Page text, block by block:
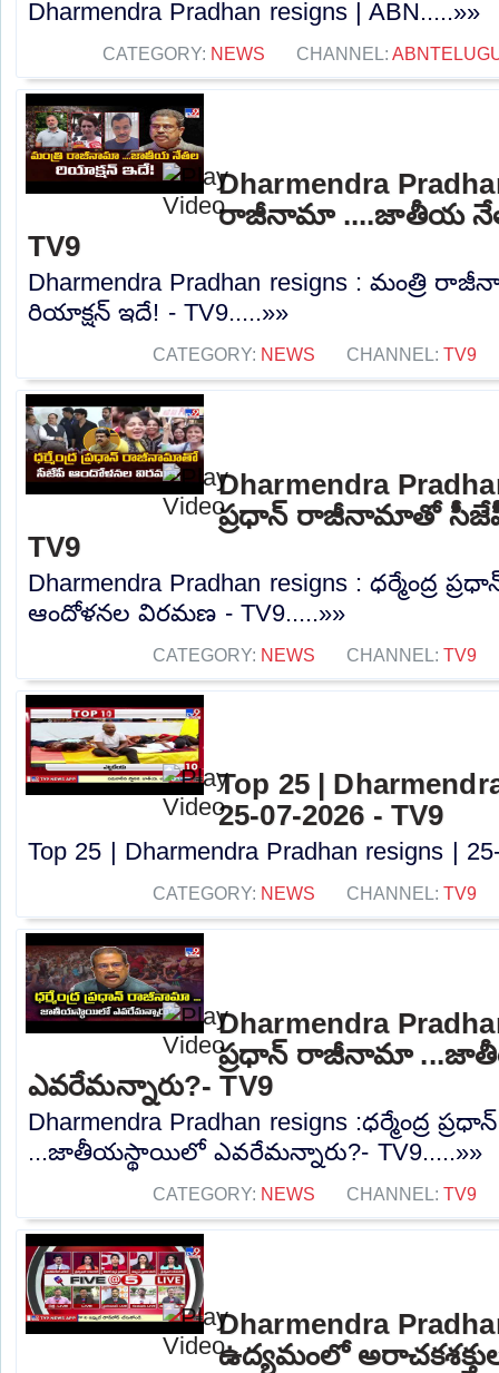
Dharmendra Pradhan resigns | ABN.....»»
CATEGORY: NEWS CHANNEL:
Dharmendra
రాజీనామా ....జాతీయ
TV9
Dharmendra Pradhan resigns :
రియాక్షన్ ఇదే! - TV9.....»»
CATEGORY: NEWS CHANNEL: TV9
Dharmendra
ప్రధాన్ రాజీనామాతో
TV9
Dharmendra Pradhan resigns :
ఆందోళనల విరమణ - TV9.....»»
CATEGORY: NEWS CHANNEL: TV9
Top 25 |
25-07-2026 - TV9
Top 25 | Dharmendra Pradhan resigns |
CATEGORY: NEWS CHANNEL: TV9
Dharmendra
ప్రధాన్ రాజీనామా
ఎవరేమన్నారు?- TV9
Dharmendra Pradhan resigns :ధర్మేంద్ర
...జాతీయస్థాయిలో ఎవరేమన్నారు?- TV9.....»»
CATEGORY: NEWS CHANNEL: TV9
Dharmendra
ఉద్యమంలో